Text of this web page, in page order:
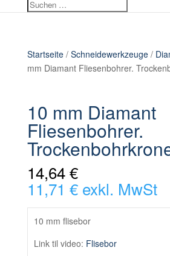
Startseite/ Schneidewerkzeuge/
mm Diamant Fliesenbohrer.
10 mm Diamant
Fliesenbohrer.
14,64 €
11,71 € exkl. MwSt
10 mm flisebor
Link til video: Flisebor